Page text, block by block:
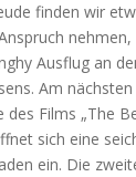
finden wir
Ausflug an
Am
Films „The
sich eine
ein. Die